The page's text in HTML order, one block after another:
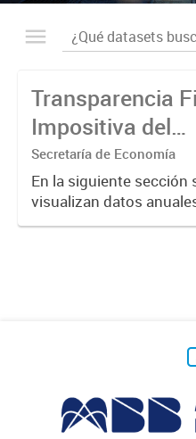
Transparencia
Impositiva del
Municipio. Año
Secretaría de Economía
En la siguiente sección
visualizan datos
la transparencia fiscal